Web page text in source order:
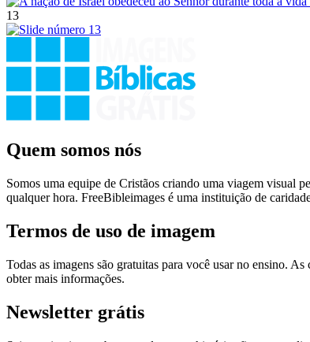
13
Quem somos nós
Somos uma equipe de Cristãos criando uma viagem visual
qualquer hora. FreeBibleimages é uma instituição de
Termos de uso de imagem
Todas as imagens são gratuitas para você usar no ensino.
obter mais informações.
Newsletter grátis